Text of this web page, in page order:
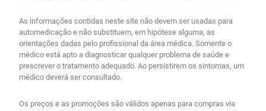
As informações contidas neste site não devem ser usadas para
automedicação e não substituem, em hipótese alguma, as
orientações dadas pelo profissional da área médica. Somente o
médico está apto a diagnosticar qualquer problema de saúde e
prescrever o tratamento adequado. Ao persistirem os sintomas, um
médico deverá ser consultado.
Os preços e as promoções são válidos apenas para compras via